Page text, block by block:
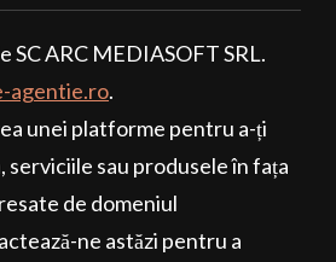
SC ARC MEDIASOFT SRL.
agentie.ro.
unei platforme pentru a-ți
serviciile sau produsele în fața
de domeniul
ne astăzi pentru a